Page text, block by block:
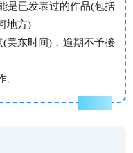
是已发表过的作品(包括
地方)
美东时间)，逾期不予接